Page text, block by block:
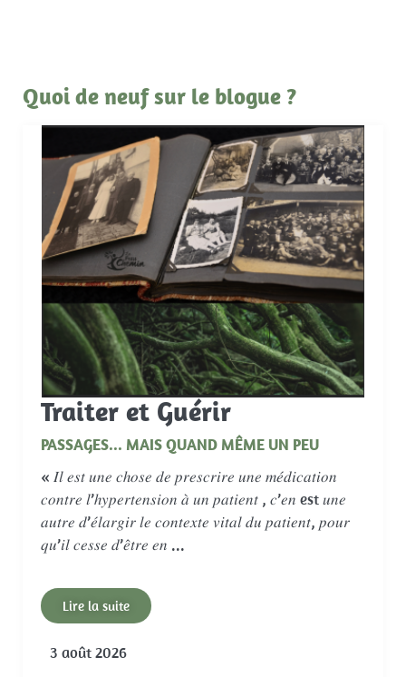
Quoi de neuf sur le blogue ?
Traiter et Guérir
PASSAGES... MAIS QUAND MÊME UN PEU
« 𝐼𝑙 𝑒𝑠𝑡 𝑢𝑛𝑒 𝑐ℎ𝑜𝑠𝑒 𝑑𝑒 𝑝𝑟𝑒𝑠𝑐𝑟𝑖𝑟𝑒 𝑢𝑛𝑒 𝑚𝑒́𝑑𝑖𝑐𝑎𝑡𝑖𝑜𝑛
𝑐𝑜𝑛𝑡𝑟𝑒 𝑙’ℎ𝑦𝑝𝑒𝑟𝑡𝑒𝑛𝑠𝑖𝑜𝑛 𝑎̀ 𝑢𝑛 𝑝𝑎𝑡𝑖𝑒𝑛𝑡 , 𝑐’𝑒𝑛 est 𝑢𝑛𝑒
𝑎𝑢𝑡𝑟𝑒 𝑑’𝑒́𝑙𝑎𝑟𝑔𝑖𝑟 𝑙𝑒 𝑐𝑜𝑛𝑡𝑒𝑥𝑡𝑒 𝑣𝑖𝑡𝑎𝑙 𝑑𝑢 𝑝𝑎𝑡𝑖𝑒𝑛𝑡, 𝑝𝑜𝑢𝑟
𝑞𝑢’𝑖𝑙 𝑐𝑒𝑠𝑠𝑒 𝑑’𝑒̂𝑡𝑟𝑒 𝑒𝑛 ...
Lire la suite
3 août 2026